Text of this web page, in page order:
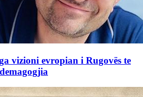
vizioni evropian i Rugovës te